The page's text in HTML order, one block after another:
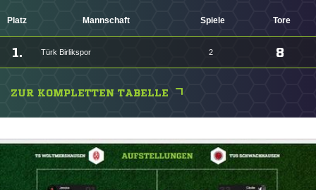
Platz Mannschaft Spiele Tore
1. Türk Birlikspor 2 8
ZUR KOMPLETTEN TABELLE